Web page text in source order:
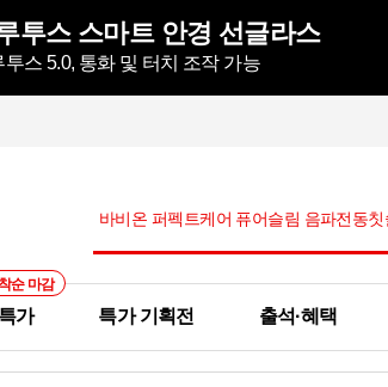
투스 스마트 안경 선글라스
스 5.0, 통화 및 터치 조작 가능
순 마감
가 특가 기획전 출석·혜택